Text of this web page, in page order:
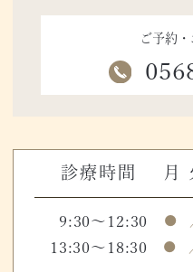
ご予約
診療時間 月
9:30～12:30 ●
13:30～18:30 ●